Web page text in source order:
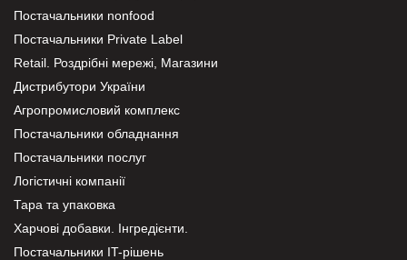
Постачальники nonfood
Постачальники Private Label
Retail. Роздрібні мережі, Магазини
Дистрибутори України
Агропромисловий комплекс
Постачальники обладнання
Постачальники послуг
Логістичні компанії
Тара та упаковка
Харчові добавки. Інгредієнти.
Постачальники IT-рішень